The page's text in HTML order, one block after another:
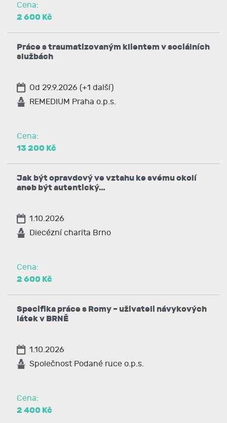
Cena:
2 600 Kč
Práce s traumatizovaným klientem v sociálních
službách
Od 29.9.2026 (+1 další)
REMEDIUM Praha o.p.s.
Cena:
13 200 Kč
Jak být opravdový ve vztahu ke svému okolí
aneb být autentický…
1.10.2026
Diecézní charita Brno
Cena:
2 600 Kč
Specifika práce s Romy – uživateli návykových
látek v BRNĚ
1.10.2026
Společnost Podané ruce o.p.s.
Cena:
2 400 Kč